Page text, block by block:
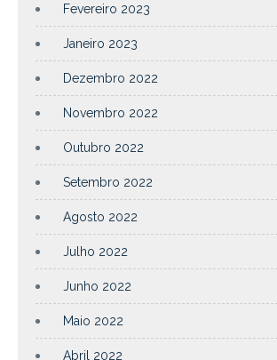
Fevereiro 2023
Janeiro 2023
Dezembro 2022
Novembro 2022
Outubro 2022
Setembro 2022
Agosto 2022
Julho 2022
Junho 2022
Maio 2022
Abril 2022